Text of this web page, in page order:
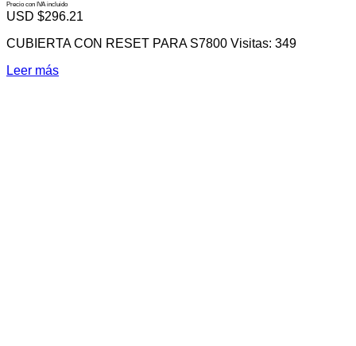
Precio con IVA incluido
USD $296.21
CUBIERTA CON RESET PARA S7800 Visitas: 349
Leer más